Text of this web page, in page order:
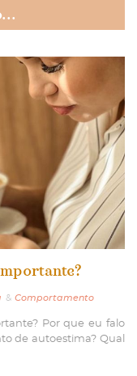
& Comportamento
Por que eu falo
de autoestima? Qual